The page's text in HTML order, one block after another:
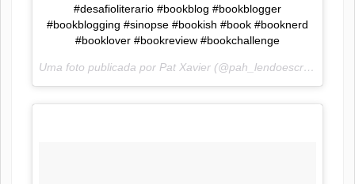
#desafioliterario #bookblog #bookblogger
#bookblogging #sinopse #bookish #book #booknerd
#booklover #bookreview #bookchallenge
Uma foto publicada por Pat Xavier (@pah_lendoescrevendo) em